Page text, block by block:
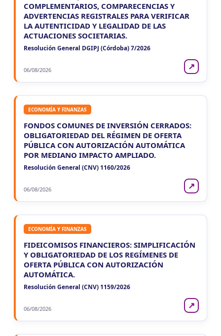
COMPLEMENTARIOS, COMPARECENCIAS Y
ADVERTENCIAS REGISTRALES PARA VERIFICAR
LA AUTENTICIDAD Y LEGALIDAD DE LAS
ACTUACIONES SOCIETARIAS.
Resolución General DGIPJ (Córdoba) 7/2026
06/08/2026 ↗
ECONOMÍA Y FINANZAS
FONDOS COMUNES DE INVERSIÓN CERRADOS:
OBLIGATORIEDAD DEL RÉGIMEN DE OFERTA
PÚBLICA CON AUTORIZACIÓN AUTOMÁTICA
POR MEDIANO IMPACTO AMPLIADO.
Resolución General (CNV) 1160/2026
06/08/2026 ↗
ECONOMÍA Y FINANZAS
FIDEICOMISOS FINANCIEROS: SIMPLIFICACIÓN
Y OBLIGATORIEDAD DE LOS REGÍMENES DE
OFERTA PÚBLICA CON AUTORIZACIÓN
AUTOMÁTICA.
Resolución General (CNV) 1159/2026
06/08/2026 ↗